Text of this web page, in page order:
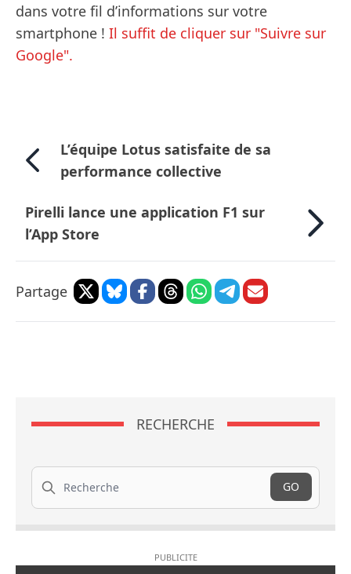
dans votre fil d’informations sur votre
smartphone ! Il suffit de cliquer sur "Suivre sur
Google".
L’équipe Lotus satisfaite de sa
performance collective
Pirelli lance une application F1 sur
l’App Store
Partage
RECHERCHE
Recherche
GO